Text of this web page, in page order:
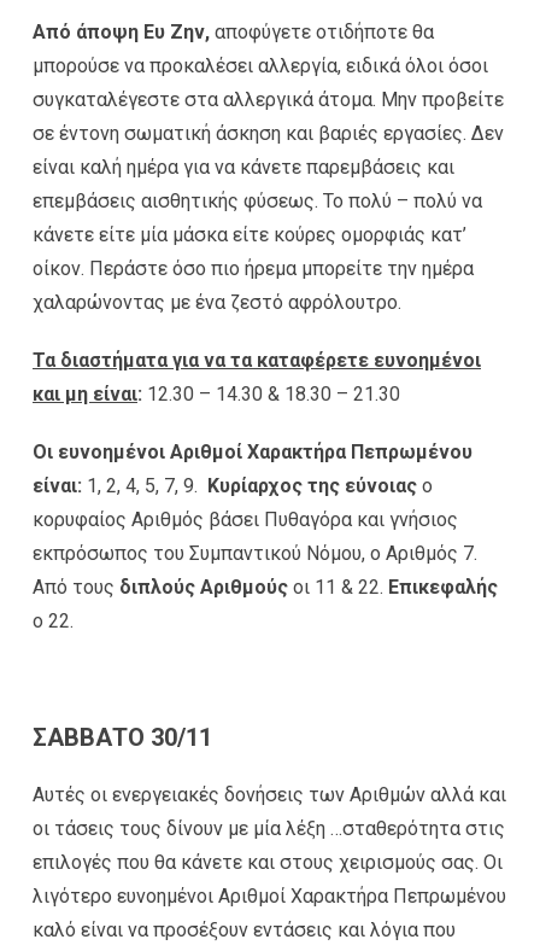
Από άποψη Ευ Ζην, αποφύγετε οτιδήποτε θα
μπορούσε να προκαλέσει αλλεργία, ειδικά όλοι όσοι
συγκαταλέγεστε στα αλλεργικά άτομα. Μην προβείτε
σε έντονη σωματική άσκηση και βαριές εργασίες. Δεν
είναι καλή ημέρα για να κάνετε παρεμβάσεις και
επεμβάσεις αισθητικής φύσεως. Το πολύ – πολύ να
κάνετε είτε μία μάσκα είτε κούρες ομορφιάς κατ’
οίκον. Περάστε όσο πιο ήρεμα μπορείτε την ημέρα
χαλαρώνοντας με ένα ζεστό αφρόλουτρο.
Τα διαστήματα για να τα καταφέρετε ευνοημένοι
και μη είναι: 12.30 – 14.30 & 18.30 – 21.30
Οι ευνοημένοι Αριθμοί Χαρακτήρα Πεπρωμένου
είναι: 1, 2, 4, 5, 7, 9. Κυρίαρχος της εύνοιας ο
κορυφαίος Αριθμός βάσει Πυθαγόρα και γνήσιος
εκπρόσωπος του Συμπαντικού Νόμου, ο Αριθμός 7.
Από τους διπλούς Αριθμούς οι 11 & 22. Επικεφαλής
ο 22.
ΣΑΒΒΑΤΟ 30/11
Αυτές οι ενεργειακές δονήσεις των Αριθμών αλλά και
οι τάσεις τους δίνουν με μία λέξη …σταθερότητα στις
επιλογές που θα κάνετε και στους χειρισμούς σας. Οι
λιγότερο ευνοημένοι Αριθμοί Χαρακτήρα Πεπρωμένου
καλό είναι να προσέξουν εντάσεις και λόγια που